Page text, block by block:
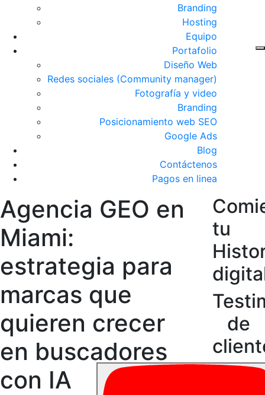
Branding
Hosting
Equipo
Portafolio
Diseño Web
Redes sociales (Community manager)
Fotografía y video
Branding
Posicionamiento web SEO
Google Ads
Blog
Contáctenos
Pagos en linea
Agencia GEO en
Miami:
estrategia para
marcas que
quieren crecer
en buscadores
con IA
tu
de